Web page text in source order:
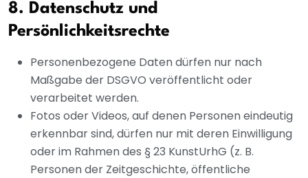
8. Datenschutz und
Persönlichkeitsrechte
Personenbezogene Daten dürfen nur nach
Maßgabe der DSGVO veröffentlicht oder
verarbeitet werden.
Fotos oder Videos, auf denen Personen eindeutig
erkennbar sind, dürfen nur mit deren Einwilligung
oder im Rahmen des § 23 KunstUrhG (z. B.
Personen der Zeitgeschichte, öffentliche